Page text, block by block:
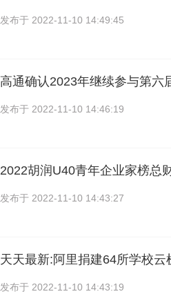
发布于 2022-11-10 14:49:45
高通确认2023年继续参与第六
发布于 2022-11-10 14:46:19
2022胡润U40青年企业家榜总
发布于 2022-11-10 14:43:27
天天最新:阿里捐建64所学校云
发布于 2022-11-10 14:43:19